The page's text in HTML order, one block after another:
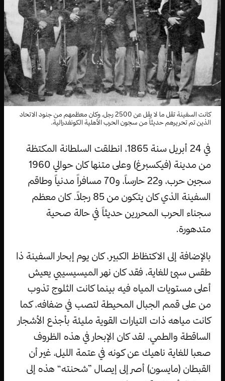
كانت السفينة تقل ما لا يقل عن 2500 رجل، وكان معظمهم من جنود الاتحاد
الذين تم تحريرهم حديثاً من سجون الحرب الأهلية الكونفدرالية.
في 24 أبريل سنة 1865، انطلقت السلطانة المكتظة
من مدينة (فيكسبرغ) وعلى متنها كان حوالي 1960
سجين حرب، و22 حارساً، و70 مسافراً مدنياً وطاقم
السفينة الذي كان يتكون من 85 رجلاً. كان معظم
سجناء الحرب المحررين حديثاً في حالة صحية
متدهورة.
بالإضافة إلى الاكتظاظ الكبير، كان يوم إبحار السفينة ذا
طقس سيئ للغاية، فقد كان نهر الميسيسيبي يعيش
أعلى مستويات المياه فيه بينما كانت الثلوج تذوب
من على قمم الجبال المحيطة لتصب في ضفافه، كما
كانت مياهه ذات التيارات القوية مليئة بأجذع الأشجار
الساقطة والطمي. لقد كان الإبحار في هذه الظروف
صعبا للغاية ناهيك عن كونه في عتمة الليل، غير أن
القبطان (مايسون) أصر إلى إيصال ”شحنته“ هذه إلى